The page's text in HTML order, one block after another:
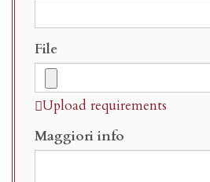
File
Upload requirements
Maggiori info